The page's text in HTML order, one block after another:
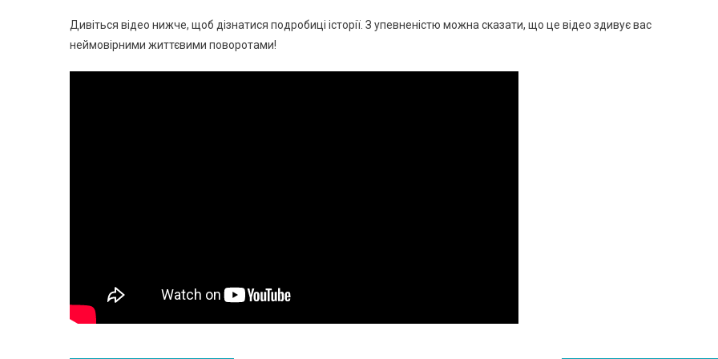
Дивіться відео нижче, щоб дізнатися подробиці історії. З упевненістю можна сказати, що це відео здивує вас
неймовірними життєвими поворотами!